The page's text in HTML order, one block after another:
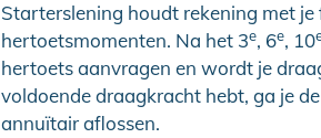
Starterslening houdt rekening met
hertoetsmomenten. Na het 3e, 6e, 10
hertoets aanvragen en wordt je
voldoende draagkracht hebt, ga je
annuïtair aflossen.